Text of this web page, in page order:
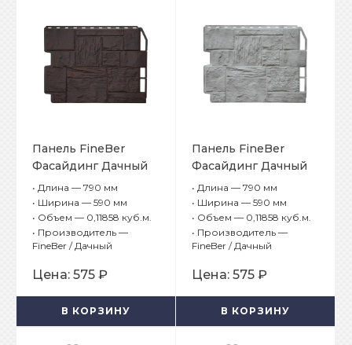
Панель FineBer
Фасайдинг Дачный
Туф 3D Тёмно-
коричневый
• Длина — 790 мм
• Ширина — 590 мм
• Объем — 0,11858 куб.м.
• Производитель —
FineBer / Дачный
Цена: 575 ₽
В КОРЗИНУ
Панель FineBer
Фасайдинг Дачный
Туф 3D Светло-
серый
• Длина — 790 мм
• Ширина — 590 мм
• Объем — 0,11858 куб.м.
• Производитель —
FineBer / Дачный
Цена: 575 ₽
В КОРЗИНУ